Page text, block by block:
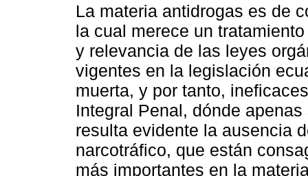
La materia antidrogas es de
la cual merece un
y relevancia de las leyes
vigentes en la legislación
muerta, y por tanto,
Integral Penal, dónde
resulta evidente la ausencia
narcotráfico, que están
más importantes en la